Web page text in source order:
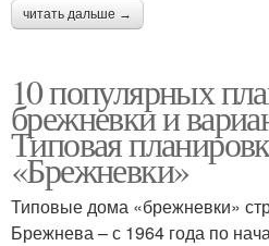
читать дальше →
10 популярных
брежневки и
Типовая
«Брежневки»
Типовые дома «брежневки»
Брежнева – с 1964 года по